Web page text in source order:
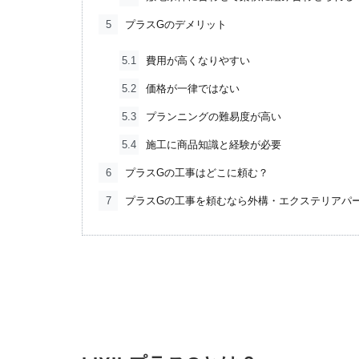
5 プラスGのデメリット
5.1 費用が高くなりやすい
5.2 価格が一律ではない
5.3 プランニングの難易度が高い
5.4 施工に商品知識と経験が必要
6 プラスGの工事はどこに頼む？
7 プラスGの工事を頼むなら外構・エクステリアパ